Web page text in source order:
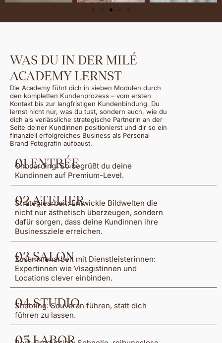
WAS DU IN DER MILÉ
ACADEMY LERNST
Die Academy führt dich in sieben Modulen durch
den kompletten Kundenprozess – vom ersten
Kontakt bis zur langfristigen Kundenbindung. Du
lernst nicht nur, was du tust, sondern auch, wie du
dich als verlässliche strategische Partnerin an der
Seite deiner Kundinnen positionierst und dir so ein
finanziell erfolgreiches Business als Personal
Brand Fotografin aufbaust.
01 ENTRÉE
Onboarding: So begrüßt du deine
Kundinnen auf Premium-Level.
02 ATELIER
Strategiearbeit: Entwickle Bildwelten die
nicht nur ästhetisch überzeugen, sondern
dafür sorgen, dass deine Kundinnen ihre
Businessziele erreichen.
03 SALON
Zusammenarbeit mit Dienstleisterinnen:
Expertinnen wie Visagistinnen und
Locations clever einbinden.
04 STUDIO
Shooting: Souverän führen, statt dich
führen zu lassen.
05 LABOR